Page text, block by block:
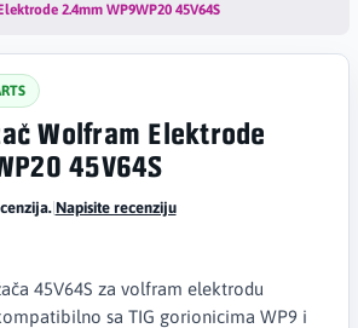
2.4mm WP9WP20 45V64S
Wolfram Elektrode
45V64S
|Napisite recenziju
45V64S za volfram elektrodu
sa TIG gorionicima WP9 i